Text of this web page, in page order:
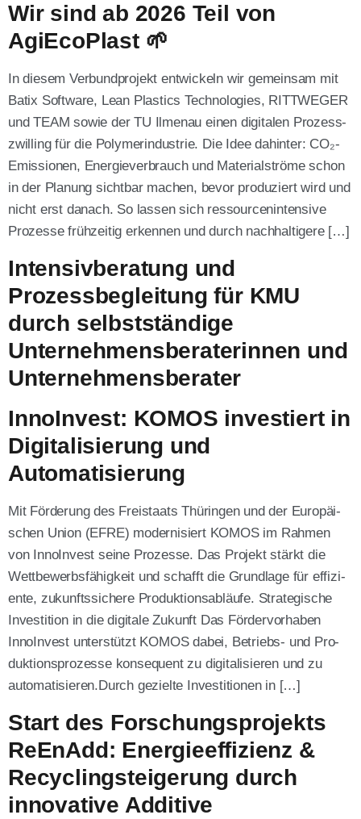
Wir sind ab 2026 Teil von
AgiEcoPlast 🌱
In die­sem Ver­bund­pro­jekt ent­wi­ckeln wir gemein­sam mit
Batix Soft­ware, Lean Pla­s­tics Tech­no­lo­gies, RITTWEGER
und TEAM sowie der TU Ilmen­au einen digi­ta­len Pro­zess­
zwil­ling für die Poly­mer­indus­trie. Die Idee dahin­ter: CO₂-
Emis­­sio­­nen, Ener­gie­ver­brauch und Mate­ri­al­strö­me schon
in der Pla­nung sicht­bar machen, bevor pro­du­ziert wird und
nicht erst danach. So las­sen sich res­sour­cen­in­ten­si­ve
Pro­zes­se früh­zei­tig erken­nen und durch nach­hal­ti­ge­re […]
Intensivberatung und
Prozessbegleitung für KMU
durch selbstständige
Unternehmensberaterinnen und
Unternehmensberater
InnoInvest: KOMOS investiert in
Digitalisierung und
Automatisierung
Mit För­de­rung des Frei­staats Thü­rin­gen und der Euro­päi­
schen Uni­on (EFRE) moder­ni­siert KOMOS im Rah­men
von Inno­In­vest sei­ne Pro­zes­se. Das Pro­jekt stärkt die
Wett­be­werbs­fä­hig­keit und schafft die Grund­la­ge für effi­zi­
en­te, zukunfts­si­che­re Pro­duk­ti­ons­ab­läu­fe. Stra­te­gi­sche
Inves­ti­ti­on in die digi­ta­le Zukunft Das För­der­vor­ha­ben
Inno­In­vest unter­stützt KOMOS dabei, Betriebs- und Pro­
duk­ti­ons­pro­zes­se kon­se­quent zu digi­ta­li­sie­ren und zu
auto­ma­ti­sie­ren.Durch geziel­te Inves­ti­tio­nen in […]
Start des Forschungsprojekts
ReEnAdd: Energieeffizienz &
Recyclingsteigerung durch
innovative Additive